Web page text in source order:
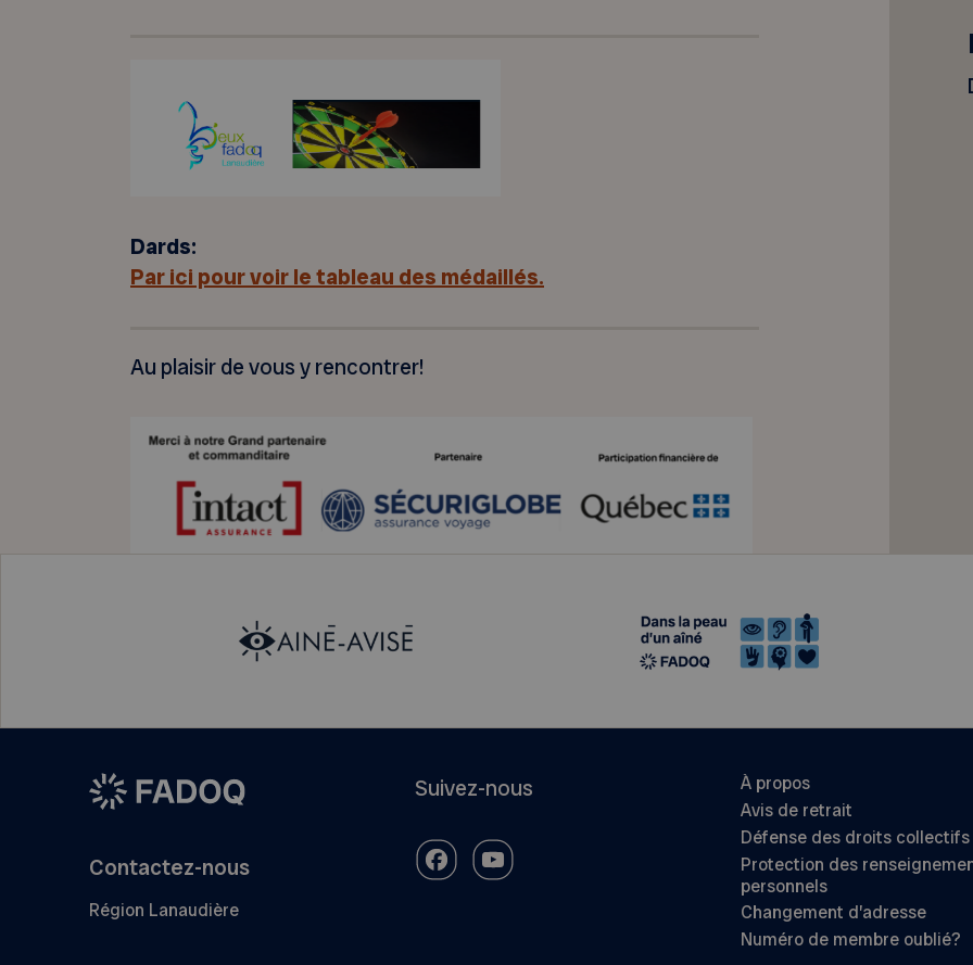
Dards:
Par ici pour voir le tableau des médaillés.
Au plaisir de vous y rencontrer!
Contactez-nous
Région Lanaudière
Suivez-nous
À propos
Avis de retrait
Défense des droits collectifs
Protection des
personnels
Changement d’adresse
Numéro de membre oublié?